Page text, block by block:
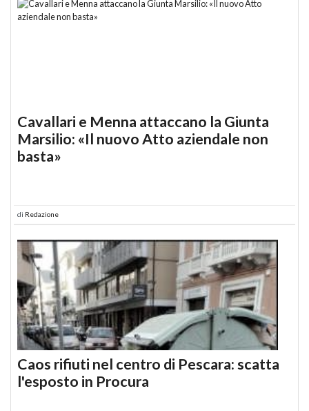
Cavallari e Menna attaccano la Giunta
Marsilio: «Il nuovo Atto aziendale non
basta»
di Redazione
Caos rifiuti nel centro di Pescara: scatta
l'esposto in Procura